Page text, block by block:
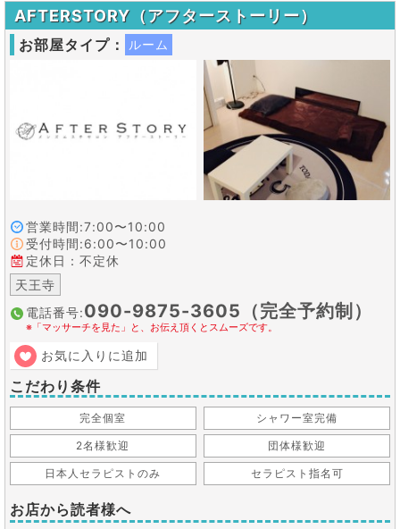
AFTERSTORY（アフターストーリー）
営業時間:7:00〜10:00
受付時間:6:00〜10:00
定休日：不定休
天王寺
電話番号:090-9875-3605（完全予約制）
※「マッサーチを見た」と、お伝え頂くとスムーズです。
お気に入りに追加
こだわり条件
完全個室 シャワー室完備
2名様歓迎 団体様歓迎
日本人セラピストのみ セラピスト指名可
お部屋タイプ： ルーム
お店から読者様へ